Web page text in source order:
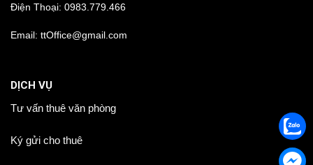
Điện Thoại: 0983.779.466
Email: ttOffice@gmail.com
DỊCH VỤ
Tư vấn thuê văn phòng
Ký gửi cho thuê